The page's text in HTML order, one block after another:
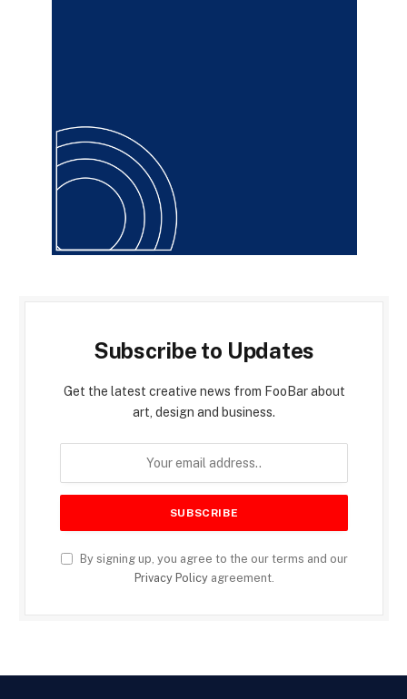
Subscribe to Updates
Get the latest creative news from FooBar about
art, design and business.
By signing up, you agree to the our terms and our
Privacy Policyagreement.